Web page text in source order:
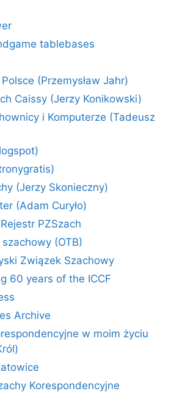
tablebases
(Przemysław Jahr)
Caissy (Jerzy Konikowski)
i Komputerze (Tadeusz
(Jerzy Skonieczny)
(Adam Curyło)
PZSzach
(OTB)
Związek Szachowy
60 years of the ICCF
Archive
w moim życiu
Korespondencyjne